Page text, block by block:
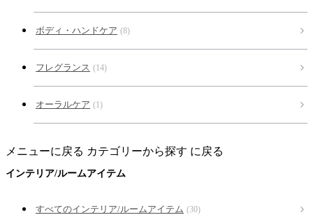
ボディ・ハンドケア (8)
フレグランス (14)
オーラルケア (1)
メニューに戻る カテゴリーから探す に戻る
インテリア/ルームアイテム
すべてのインテリア/ルームアイテム (30)